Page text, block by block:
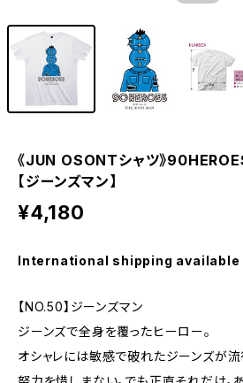
《JUN OSONＴシャツ》
【ジーンズマン】
¥4,180
International shipping available
【NO.50】ジーンズマン
ジーンズで全身を覆ったヒーロー。
オシャレには敏感で破れたジーンズが流